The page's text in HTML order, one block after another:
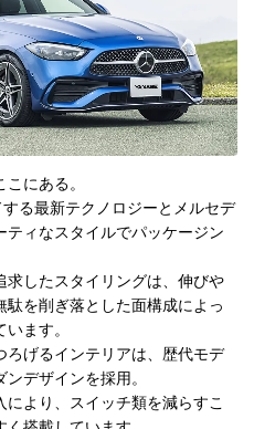
にある。
る最新テクノロジーとメルセデ
ィなスタイルでパッケージン
求したスタイリングは、伸びや
を削ぎ落とした面構成によっ
ます。
げるインテリアは、歴代モデ
デザインを採用。
より、スイッチ類を減らすこ